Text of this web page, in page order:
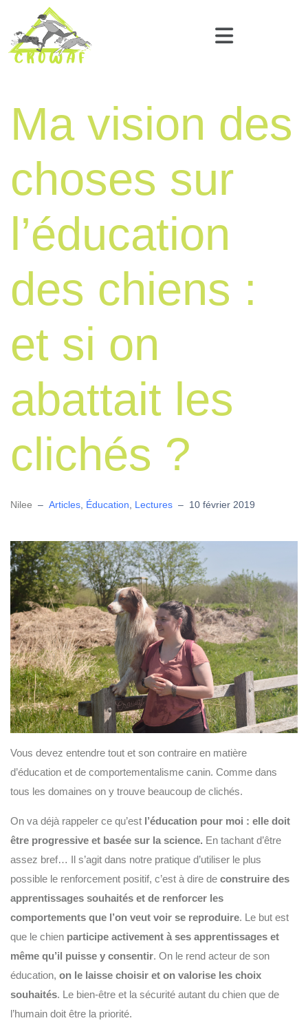
Ma vision des
choses sur
l’éducation
des chiens :
et si on
abattait les
clichés ?
Nilee – Articles Éducation Lectures – 10 février 2019
Vous devez entendre tout et son contraire en matière
d’éducation et de comportementalisme canin. Comme dans
tous les domaines on y trouve beaucoup de clichés.
On va déjà rappeler ce qu’est l’éducation pour moi : elle doit
être progressive et basée sur la science. En tachant d’être
assez bref… Il s’agit dans notre pratique d’utiliser le plus
possible le renforcement positif, c’est à dire de construire des
apprentissages souhaités et de renforcer les
comportements que l’on veut voir se reproduire. Le but est
que le chien participe activement à ses apprentissages et
même qu’il puisse y consentir. On le rend acteur de son
éducation, on le laisse choisir et on valorise les choix
souhaités. Le bien-être et la sécurité autant du chien que de
l’humain doit être la priorité.